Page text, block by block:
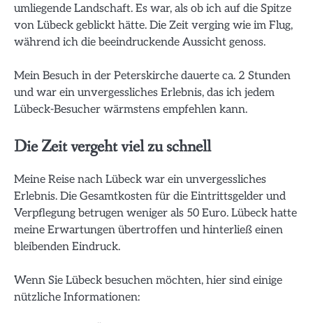
umliegende Landschaft. Es war, als ob ich auf die Spitze
von Lübeck geblickt hätte. Die Zeit verging wie im Flug,
während ich die beeindruckende Aussicht genoss.
Mein Besuch in der Peterskirche dauerte ca. 2 Stunden
und war ein unvergessliches Erlebnis, das ich jedem
Lübeck-Besucher wärmstens empfehlen kann.
Die Zeit vergeht viel zu schnell
Meine Reise nach Lübeck war ein unvergessliches
Erlebnis. Die Gesamtkosten für die Eintrittsgelder und
Verpflegung betrugen weniger als 50 Euro. Lübeck hatte
meine Erwartungen übertroffen und hinterließ einen
bleibenden Eindruck.
Wenn Sie Lübeck besuchen möchten, hier sind einige
nützliche Informationen: